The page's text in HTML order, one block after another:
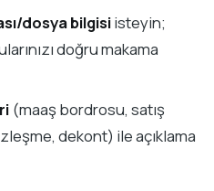
dosya bilgisiisteyin;
doğru makama
(maaş bordrosu, satış
dekont) ile açıklama